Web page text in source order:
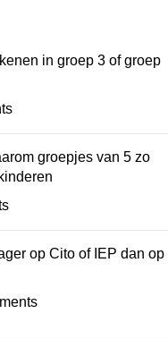
in groep 3 of groep
groepjes van 5 zo
op Cito of IEP dan op